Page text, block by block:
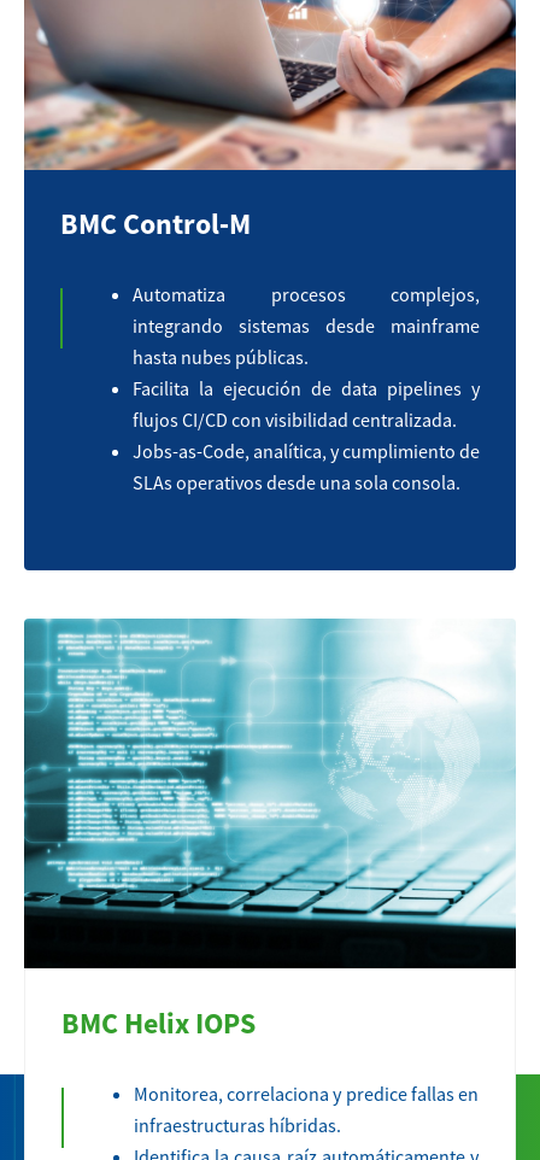
BMC Control‑M
Automatiza procesos complejos,
integrando sistemas desde mainframe
hasta nubes públicas.
Facilita la ejecución de data pipelines y
flujos CI/CD con visibilidad centralizada.
Jobs-as-Code, analítica, y cumplimiento de
SLAs operativos desde una sola consola.
BMC Helix IOPS
Monitorea, correlaciona y predice fallas en
infraestructuras híbridas.